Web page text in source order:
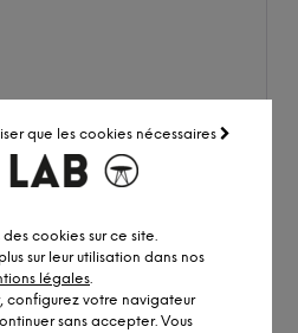
que les cookies nécessaires
des cookies sur ce site.
sur leur utilisation dans nos
légales.
configurez votre navigateur
sans accepter. Vous